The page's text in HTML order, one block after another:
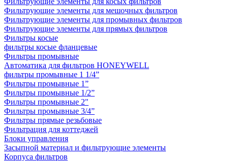
Фильтрующие элементы для мешочных фильтров
Фильтрующие элементы для промывных фильтров
Фильтрующие элементы для прямых фильтров
Фильтры косые
фильтры косые фланцевые
Фильтры промывные
Автоматика для фильтров HONEYWELL
фильтры промывные 1 1/4”
Фильтры промывные 1”
Фильтры промывные 1/2”
Фильтры промывные 2"
Фильтры промывные 3/4”
Фильтры прямые резьбовые
Фильтрация для коттеджей
Блоки управления
Засыпной материал и фильтрующие элементы
Корпуса фильтров